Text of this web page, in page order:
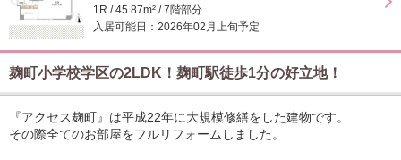
1R / 45.87m² / 7階部分
入居可能日：2026年02月上旬予定
麹町小学校学区の2LDK！麹町駅徒歩1分の好立地！
『アクセス麹町』は平成22年に大規模修繕をした建物です。
その際全てのお部屋をフルリフォームしました。